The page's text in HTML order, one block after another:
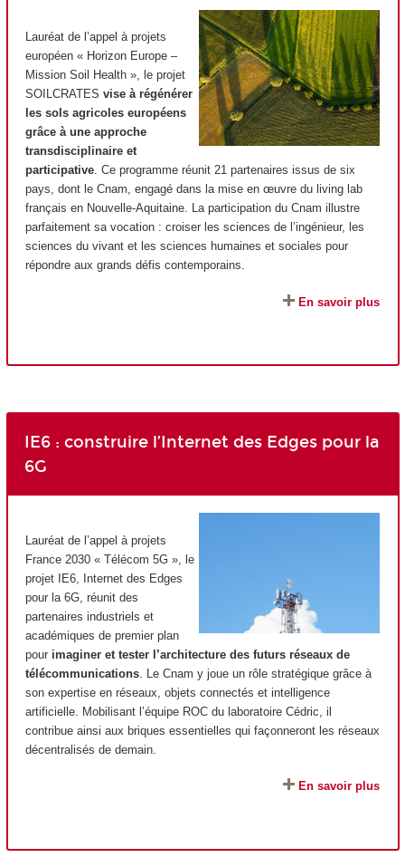
Lauréat de l’appel à projets
européen « Horizon Europe –
Mission Soil Health », le projet
SOILCRATES vise à régénérer
les sols agricoles européens
grâce à une approche
transdisciplinaire et
participative. Ce programme réunit 21 partenaires issus de six
pays, dont le Cnam, engagé dans la mise en œuvre du living lab
français en Nouvelle-Aquitaine. La participation du Cnam illustre
parfaitement sa vocation : croiser les sciences de l’ingénieur, les
sciences du vivant et les sciences humaines et sociales pour
répondre aux grands défis contemporains.
En savoir plus
IE6 : construire l’Internet des Edges pour la
6G
Lauréat de l’appel à projets
France 2030 « Télécom 5G », le
projet IE6, Internet des Edges
pour la 6G, réunit des
partenaires industriels et
académiques de premier plan
pour imaginer et tester l’architecture des futurs réseaux de
télécommunications . Le Cnam y joue un rôle stratégique grâce à
son expertise en réseaux, objets connectés et intelligence
artificielle. Mobilisant l’équipe ROC du laboratoire Cédric, il
contribue ainsi aux briques essentielles qui façonneront les réseaux
décentralisés de demain.
En savoir plus